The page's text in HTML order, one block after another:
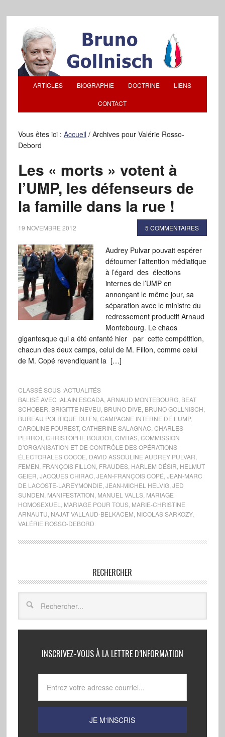
ARTICLES BIOGRAPHIE DOCTRINE LIENS
CONTACT
Vous êtes ici : Accueil /Archives pour Valérie Rosso-
Debord
Les « morts » votent à
l’UMP, les défenseurs de
la famille dans la rue !
19 NOVEMBRE 2012 5 COMMENTAIRES
Audrey Pulvar pouvait espérer
détourner l’attention médiatique
à l’égard des élections
internes de l’UMP en
annonçant le même jour, sa
séparation avec le ministre du
redressement productif Arnaud
Montebourg. Le chaos
gigantesque qui a été enfanté hier par cette compétition,
chacun des deux camps, celui de M. Fillon, comme celui
de M. Copé revendiquant la […]
CLASSÉ SOUS :ACTUALITÉS
BALISÉ AVEC :ALAIN ESCADA, ARNAUD MONTEBOURG, BEAT
SCHOBER BRIGITTE NEVEU BRUNO DIVE BRUNO GOLLNISCH
BUREAU POLITIQUE DU FN CAMPAGNE INTERNE DE L’UMP,
CAROLINE FOUREST, CATHERINE SALAGNAC CHARLES
PERROT, CHRISTOPHE BOUDOT, CIVITAS, COMMISSION
D'ORGANISATION ET DE CONTRÔLE DES OPÉRATIONS
ÉLECTORALES COCOE DAVID ASSOULINE AUDREY PULVAR
FEMEN FRANÇOIS FILLON FRAUDES, HARLEM DÉSIR HELMUT
GEIER JACQUES CHIRAC JEAN-FRANÇOIS COPÉ JEAN-MARC
DE LACOSTE-LAREYMONDIE JEAN-MICHEL HELVIG, JED
SUNDEN MANIFESTATION MANUEL VALLS, MARIAGE
HOMOSEXUEL
MARIAGE POUR TOUS, MARIE-CHRISTINE
ARNAUTU NAJAT VALLAUD-BELKACEM NICOLAS SARKOZY,
VALÉRIE ROSSO-DEBORD
RECHERCHER
INSCRIVEZ-VOUS À LA LETTRE D’INFORMATION